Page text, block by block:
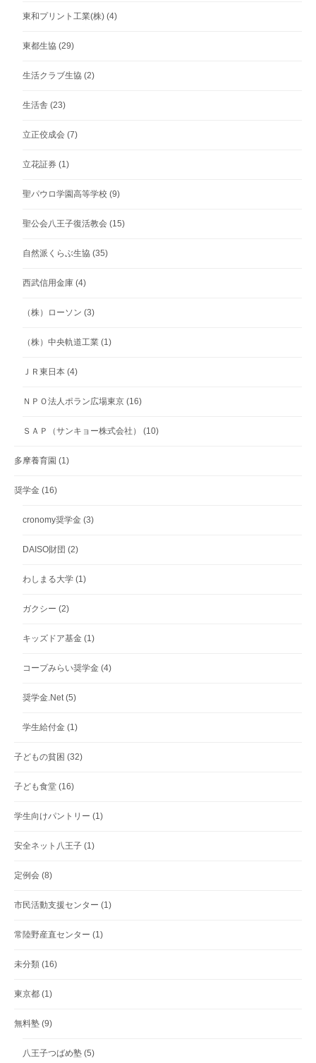
東和プリント工業(株) (4)
東都生協 (29)
生活クラブ生協 (2)
生活舎 (23)
立正佼成会 (7)
立花証券 (1)
聖パウロ学園高等学校 (9)
聖公会八王子復活教会 (15)
自然派くらぶ生協 (35)
西武信用金庫 (4)
（株）ローソン (3)
（株）中央軌道工業 (1)
ＪＲ東日本 (4)
ＮＰＯ法人ポラン広場東京 (16)
ＳＡＰ（サンキョー株式会社） (10)
多摩養育園 (1)
奨学金 (16)
cronomy奨学金 (3)
DAISO財団 (2)
わしまる大学 (1)
ガクシー (2)
キッズドア基金 (1)
コープみらい奨学金 (4)
奨学金.Net (5)
学生給付金 (1)
子どもの貧困 (32)
子ども食堂 (16)
学生向けパントリー (1)
安全ネット八王子 (1)
定例会 (8)
市民活動支援センター (1)
常陸野産直センター (1)
未分類 (16)
東京都 (1)
無料塾 (9)
八王子つばめ塾 (5)